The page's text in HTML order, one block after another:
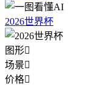
2026世界杯
图形
场景
价格